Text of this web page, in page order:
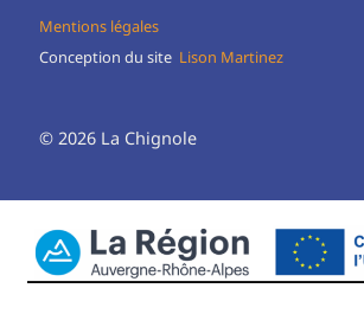
Mentions légales
Conception du site Lison Martinez
© 2026 La Chignole